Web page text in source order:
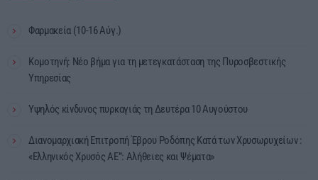
Φαρμακεία (10-16 Αύγ.)
Κομοτηνή: Νέο βήμα για τη μετεγκατάσταση της Πυροσβεστικής
Υπηρεσίας
Υψηλός κίνδυνος πυρκαγιάς τη Δευτέρα 10 Αυγούστου
Διανομαρχιακή Επιτροπή Έβρου Ροδόπης Κατά των Χρυσωρυχείων :
«Ελληνικός Χρυσός ΑΕ”: Αλήθειες και Ψέματα»